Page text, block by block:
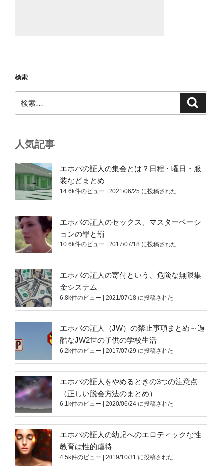
検索
索:
人気記事
エホバの証人の集会とは？日程・曜日・服
装などまとめ
14.6k件のビュー | 2021/06/25 に投稿された
エホバの証人のセックス、マスターベーシ
ョンの罪と罰
10.6k件のビュー | 2017/07/18 に投稿された
エホバの証人の寄付という、危険な無限集
金システム
6.8k件のビュー | 2021/07/18 に投稿された
エホバの証人（JW）の禁止事項まとめ～過
酷なJW2世の子供の学校生活
6.2k件のビュー | 2017/07/29 に投稿された
エホバの証人をやめるときの3つの注意点
（正しい脱会方法のまとめ）
6.1k件のビュー | 2020/06/24 に投稿された
エホバの証人の幼児へのエロティックな性
教育は性的虐待
4.5k件のビュー | 2019/10/31 に投稿された